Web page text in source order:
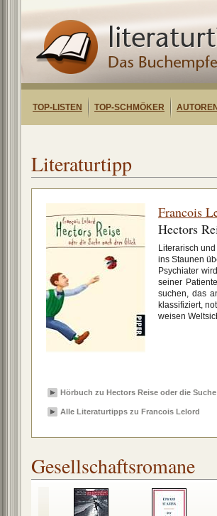
TOP-LISTEN TOP-SCHMÖKER AUTOREN
Literaturtipp
Francois
Hectors
Literarisch
ins Staunen
Psychiater
seiner
suchen, das
klassifiziert,
weisen
Hörbuch zu Hectors Reise oder die
Alle Literaturtipps zu Francois Lelord
Gesellschaftsromane